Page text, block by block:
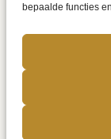
bepaalde functies